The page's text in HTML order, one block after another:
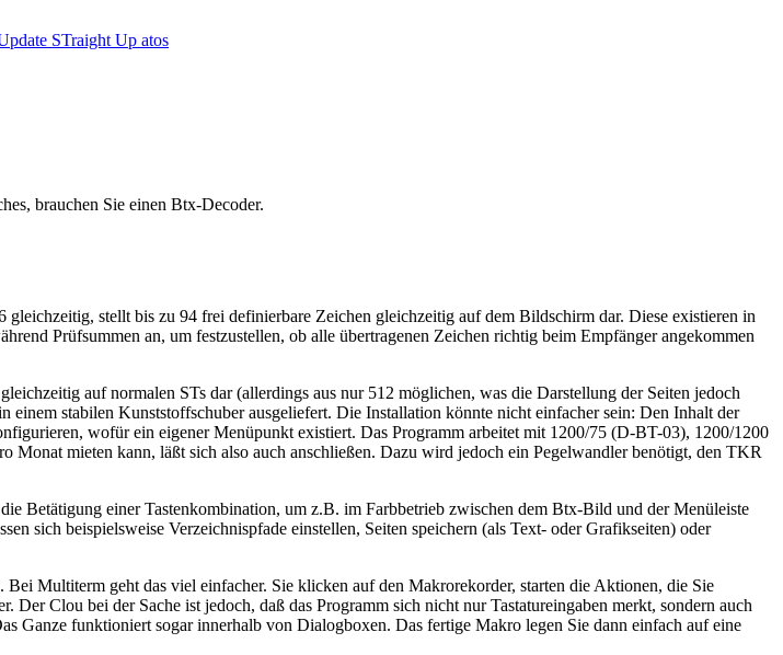
STraight Up atos
brauchen Sie einen Btx-Decoder.
stellt bis zu 94 frei definierbare Zeichen gleichzeitig auf dem Bildschirm dar. Diese existieren in
Prüfsummen an, um festzustellen, ob alle übertragenen Zeichen richtig beim Empfänger angekommen
auf normalen STs dar (allerdings aus nur 512 möglichen, was die Darstellung der Seiten jedoch
stabilen Kunststoffschuber ausgeliefert. Die Installation könnte nicht einfacher sein: Den Inhalt der
wofür ein eigener Menüpunkt existiert. Das Programm arbeitet mit 1200/75 (D-BT-03), 1200/1200
mieten kann, läßt sich also auch anschließen. Dazu wird jedoch ein Pegelwandler benötigt, den TKR
Betätigung einer Tastenkombination, um z.B. im Farbbetrieb zwischen dem Btx-Bild und der Menüleiste
sich beispielsweise Verzeichnispfade einstellen, Seiten speichern (als Text- oder Grafikseiten) oder
Multiterm geht das viel einfacher. Sie klicken auf den Makrorekorder, starten die Aktionen, die Sie
Clou bei der Sache ist jedoch, daß das Programm sich nicht nur Tastatureingaben merkt, sondern auch
Ganze funktioniert sogar innerhalb von Dialogboxen. Das fertige Makro legen Sie dann einfach auf eine